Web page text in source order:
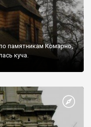
памятникам Комарно,
куча.